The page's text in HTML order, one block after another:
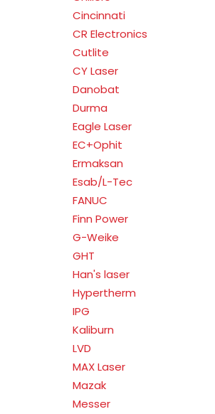
Cincinnati
CR Electronics
Cutlite
CY Laser
Danobat
Durma
Eagle Laser
EC+Ophit
Ermaksan
Esab/L-Tec
FANUC
Finn Power
G-Weike
GHT
Han's laser
Hypertherm
IPG
Kaliburn
LVD
MAX Laser
Mazak
Messer